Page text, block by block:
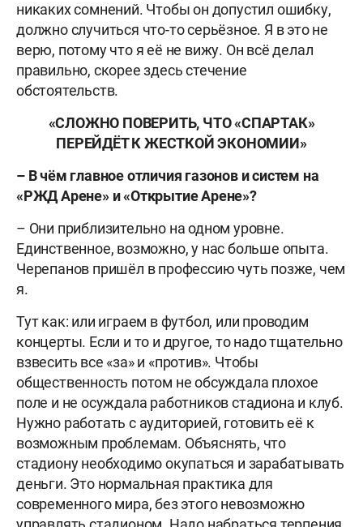
никаких сомнений. Чтобы он допустил ошибку,
должно случиться что-то серьёзное. Я в это не
верю, потому что я её не вижу. Он всё делал
правильно, скорее здесь стечение
обстоятельств.
«СЛОЖНО ПОВЕРИТЬ, ЧТО «СПАРТАК»
ПЕРЕЙДЁТ К ЖЕСТКОЙ ЭКОНОМИИ»
– В чём главное отличия газонов и систем на
«РЖД Арене» и «Открытие Арене»?
– Они приблизительно на одном уровне.
Единственное, возможно, у нас больше опыта.
Черепанов пришёл в профессию чуть позже, чем
я.
Тут как: или играем в футбол, или проводим
концерты. Если и то и другое, то надо тщательно
взвесить все «за» и «против». Чтобы
общественность потом не обсуждала плохое
поле и не осуждала работников стадиона и клуб.
Нужно работать с аудиторией, готовить её к
возможным проблемам. Объяснять, что
стадиону необходимо окупаться и зарабатывать
деньги. Это нормальная практика для
современного мира, без этого невозможно